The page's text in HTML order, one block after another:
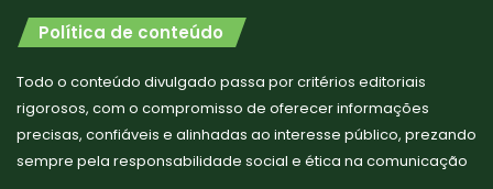
Política de conteúdo
Todo o conteúdo divulgado passa por critérios editoriais
rigorosos, com o compromisso de oferecer informações
precisas, confiáveis e alinhadas ao interesse público, prezando
sempre pela responsabilidade social e ética na comunicação